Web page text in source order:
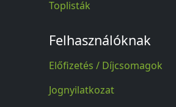
Toplisták
Felhasználóknak
Előfizetés / Díjcsomagok
Jognyilatkozat